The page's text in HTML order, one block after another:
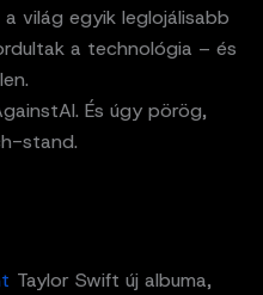
világ egyik leglojálisabb
a technológia – és
És úgy pörög,
stand.
Taylor Swift új albuma,